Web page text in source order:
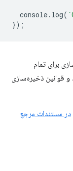
console. log(
});
برای تمام
قوانین ذخیره‌سازی
در مستندات مرجع